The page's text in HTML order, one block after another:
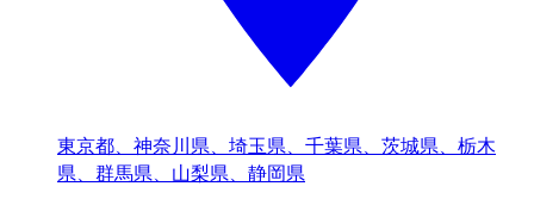
東京都、神奈川県、埼玉県、千葉県、茨城県、栃木
県、群馬県、山梨県、静岡県